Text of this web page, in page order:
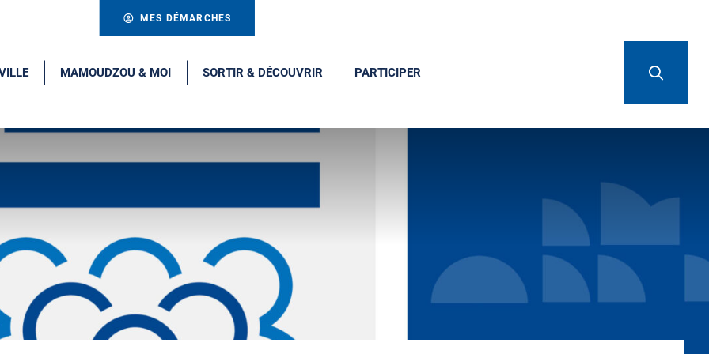
MES DÉMARCHES
MAMOUDZOU & MOI SORTIR & DÉCOUVRIR PARTICIPER